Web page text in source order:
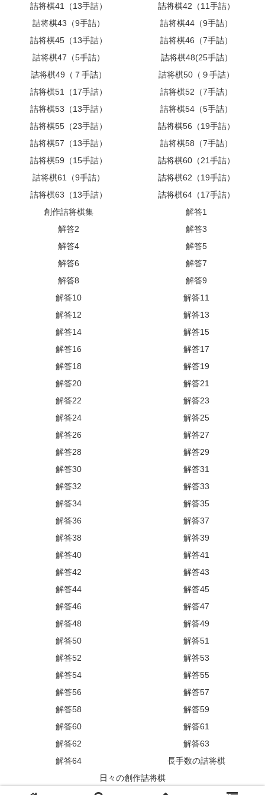
詰将棋41（13手詰）
詰将棋42（11手詰）
詰将棋43（9手詰）
詰将棋44（9手詰）
詰将棋45（13手詰）
詰将棋46（7手詰）
詰将棋47（5手詰）
詰将棋48(25手詰）
詰将棋49（７手詰）
詰将棋50（９手詰）
詰将棋51（17手詰）
詰将棋52（7手詰）
詰将棋53（13手詰）
詰将棋54（5手詰）
詰将棋55（23手詰）
詰将棋56（19手詰）
詰将棋57（13手詰）
詰将棋58（7手詰）
詰将棋59（15手詰）
詰将棋60（21手詰）
詰将棋61（9手詰）
詰将棋62（19手詰）
詰将棋63（13手詰）
詰将棋64（17手詰）
創作詰将棋集
解答1
解答2
解答3
解答4
解答5
解答6
解答7
解答8
解答9
解答10
解答11
解答12
解答13
解答14
解答15
解答16
解答17
解答18
解答19
解答20
解答21
解答22
解答23
解答24
解答25
解答26
解答27
解答28
解答29
解答30
解答31
解答32
解答33
解答34
解答35
解答36
解答37
解答38
解答39
解答40
解答41
解答42
解答43
解答44
解答45
解答46
解答47
解答48
解答49
解答50
解答51
解答52
解答53
解答54
解答55
解答56
解答57
解答58
解答59
解答60
解答61
解答62
解答63
解答64
長手数の詰将棋
日々の創作詰将棋